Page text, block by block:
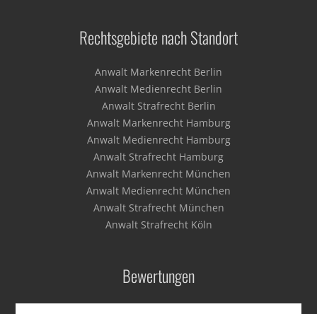
Rechtsgebiete nach Standort
Anwalt Markenrecht Berlin
Anwalt Medienrecht Berlin
Anwalt Strafrecht Berlin
Anwalt Markenrecht Hamburg
Anwalt Medienrecht Hamburg
Anwalt Strafrecht Hamburg
Anwalt Markenrecht München
Anwalt Medienrecht München
Anwalt Strafrecht München
Anwalt Strafrecht Köln
Bewertungen